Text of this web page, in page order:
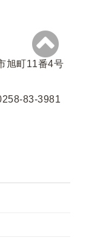
旭町11番4号
83-3981